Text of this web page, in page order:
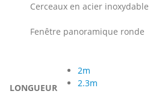
Cerceaux en acier inoxydable
Fenêtre panoramique ronde
LONGUEUR
2m
2.3m